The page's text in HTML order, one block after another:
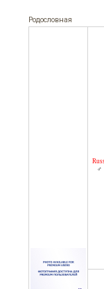
Родословная
♂